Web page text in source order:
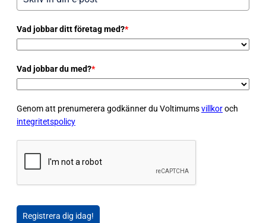
Vad jobbar ditt företag med?*
Vad jobbar du med?*
Genom att prenumerera godkänner du Voltimumsvillkoroch
integritetspolicy
Registrera dig idag!